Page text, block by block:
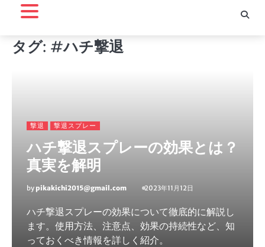
タグ: #ハチ撃退
撃退 撃退スプレー
ハチ撃退スプレーの効果とは？
真実を解明
by pikakichi2015@gmail.com 2023年11月12日
ハチ撃退スプレーの効果について徹底的に解説し
ます。使用方法、注意点、効果の持続性など、知
っておくべき情報を詳しく紹介。